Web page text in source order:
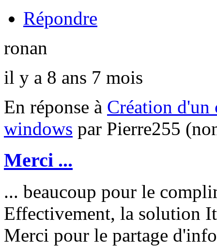
Répondre
ronan
il y a 8 ans 7 mois
En réponse à Création d'un
windows par Pierre255
Merci ...
... beaucoup pour le
Effectivement, la solution
Merci pour le partage